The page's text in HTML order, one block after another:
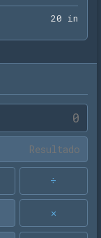
20 in
÷
×